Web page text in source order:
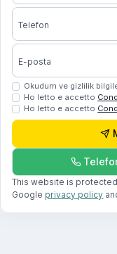
Telefon
E-posta
Okudum ve gizlilik
Ho letto e accetto
Ho letto e accetto
This website is
Google privacy policy